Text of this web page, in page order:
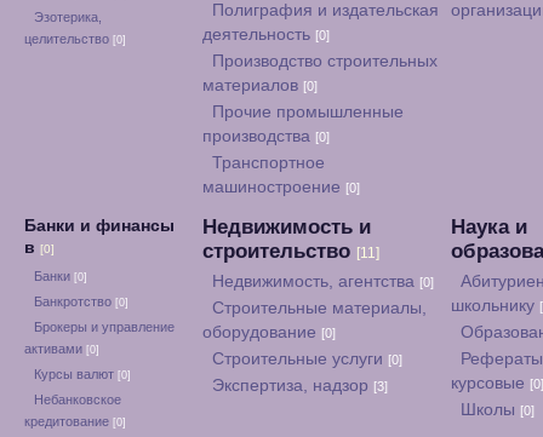
Эзотерика,
целительство [0]
Полиграфия и издательская
деятельность [0]
Производство строительных
материалов [0]
Прочие промышленные
производства [0]
Транспортное
машиностроение [0]
Банки и финансы
в [0]
Банки [0]
Банкротство [0]
Брокеры и управление
активами [0]
Курсы валют [0]
Небанковское
кредитование [0]
Недвижимость и
строительство [11]
Недвижимость, агентства [0]
Строительные материалы,
оборудование [0]
Строительные услуги [0]
Экспертиза, надзор [3]
Наука и
школьнику
курсовые [0]
Школы [0]